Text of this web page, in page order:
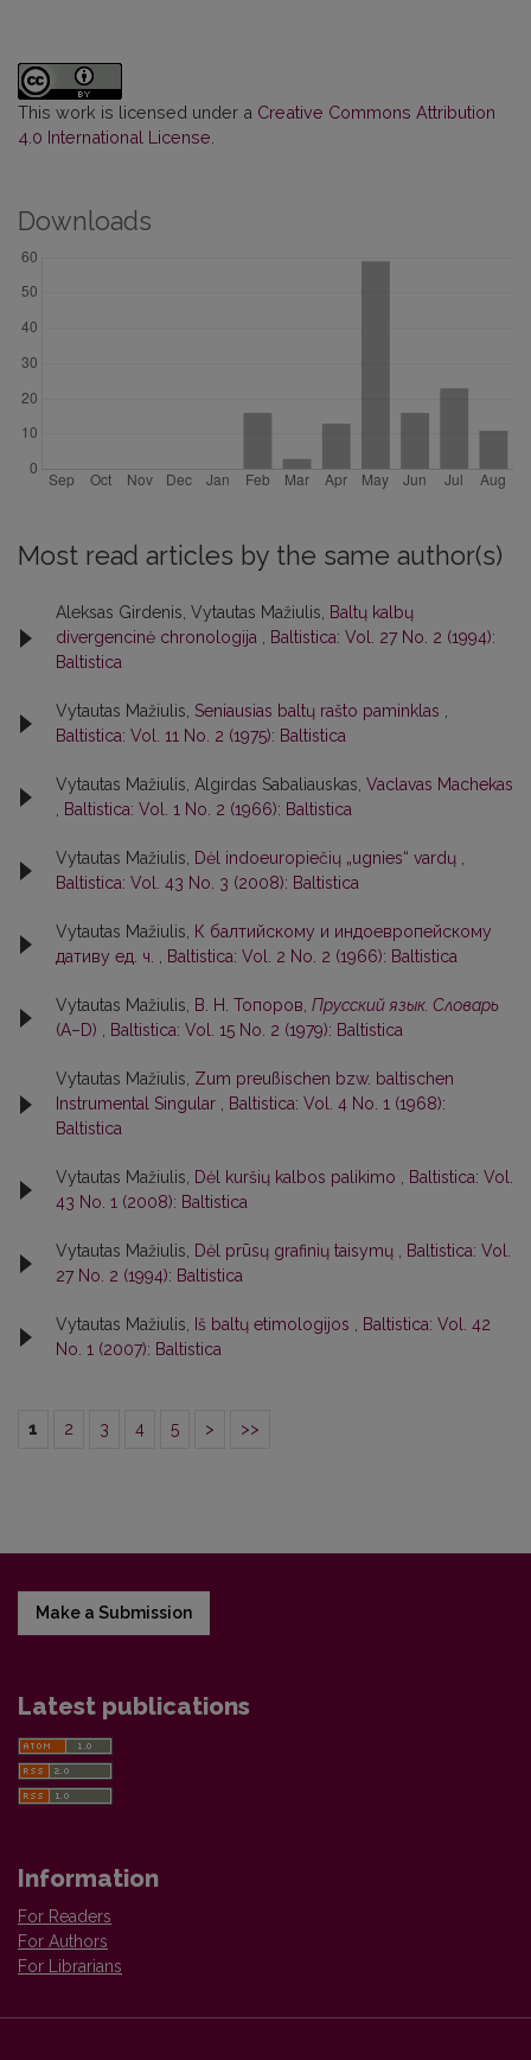
This work is licensed under a Creative Commons Attribution
4.0 International License
Downloads
Most read articles by the same author(s)
Aleksas Girdenis, Vytautas Mažiulis, Baltų kalbų
divergencinė chronologija , Baltistica: Vol. 27 No. 2 (1994):
Baltistica
Vytautas Mažiulis, Seniausias baltų rašto paminklas ,
Baltistica: Vol. 11 No. 2 (1975): Baltistica
Vytautas Mažiulis, Algirdas Sabaliauskas, Vaclavas Machekas
, Baltistica: Vol. 1 No. 2 (1966): Baltistica
Vytautas Mažiulis, Dėl indoeuropiečių „ugnies“ vardų ,
Baltistica: Vol. 43 No. 3 (2008): Baltistica
Vytautas Mažiulis, К балтийскому и индоевропейскому
дативу ед. ч. , Baltistica: Vol. 2 No. 2 (1966): Baltistica
Vytautas Mažiulis, В. Н. Топоров, Прусский язык. Словарь
(А–D) , Baltistica: Vol. 15 No. 2 (1979): Baltistica
Vytautas Mažiulis, Zum preußischen bzw. baltischen
Instrumental Singular , Baltistica: Vol. 4 No. 1 (1968):
Baltistica
Vytautas Mažiulis, Dėl kuršių kalbos palikimo , Baltistica: Vol.
43 No. 1 (2008): Baltistica
Vytautas Mažiulis, Dėl prūsų grafinių taisymų , Baltistica: Vol.
27 No. 2 (1994): Baltistica
Vytautas Mažiulis, Iš baltų etimologijos , Baltistica: Vol. 42
No. 1 (2007): Baltistica
1 2 3 4 5 > >>
Make a Submission
Latest publications
Information
For Readers
For Authors
For Librarians